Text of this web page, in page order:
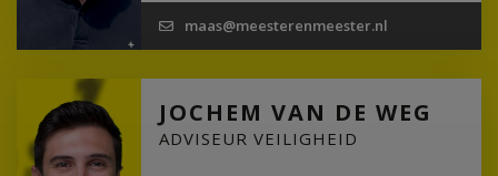
maas@meesterenmeester.nl
JOCHEM VAN DE WEG
ADVISEUR VEILIGHEID